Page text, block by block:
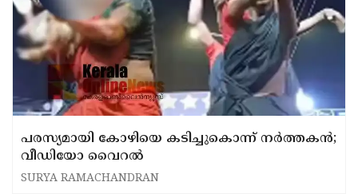
പരസ്യമായി കോഴിയെ കടിച്ചുകൊന്ന് നര്‍ത്തകന്‍;
വീഡിയോ വൈറല്‍
SURYA RAMACHANDRAN